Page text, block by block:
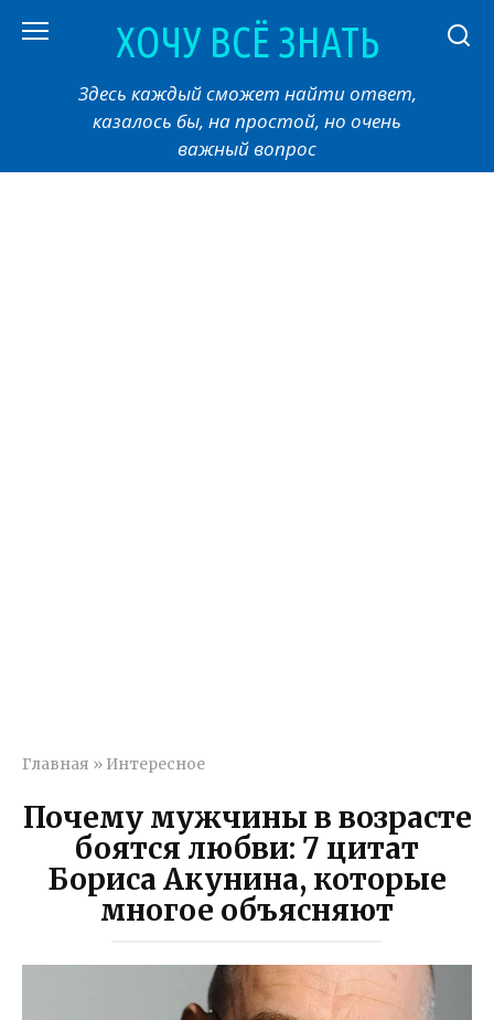
ХОЧУ ВСЁ ЗНАТЬ
Здесь каждый сможет найти ответ,
казалось бы, на простой, но очень
важный вопрос
Главная » Интересное
Почему мужчины в возрасте
боятся любви: 7 цитат
Бориса Акунина, которые
многое объясняют